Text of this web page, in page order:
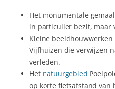
Het monumentale gemaal
in particulier bezit, maar
Kleine
Vijfhuizen die verwijzen
verleden.
Het natuurgebied
op korte fietsafstand van